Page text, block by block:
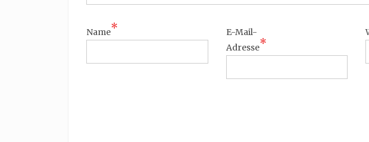
Name*
E-Mail-
Adresse*